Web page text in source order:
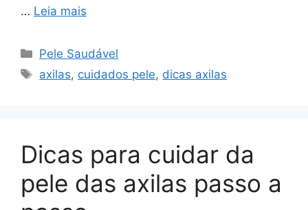
… Leia mais
Categorias
Pele Saudável
Tags
axilas, cuidados pele, dicas axilas
Dicas para cuidar da
pele das axilas passo a